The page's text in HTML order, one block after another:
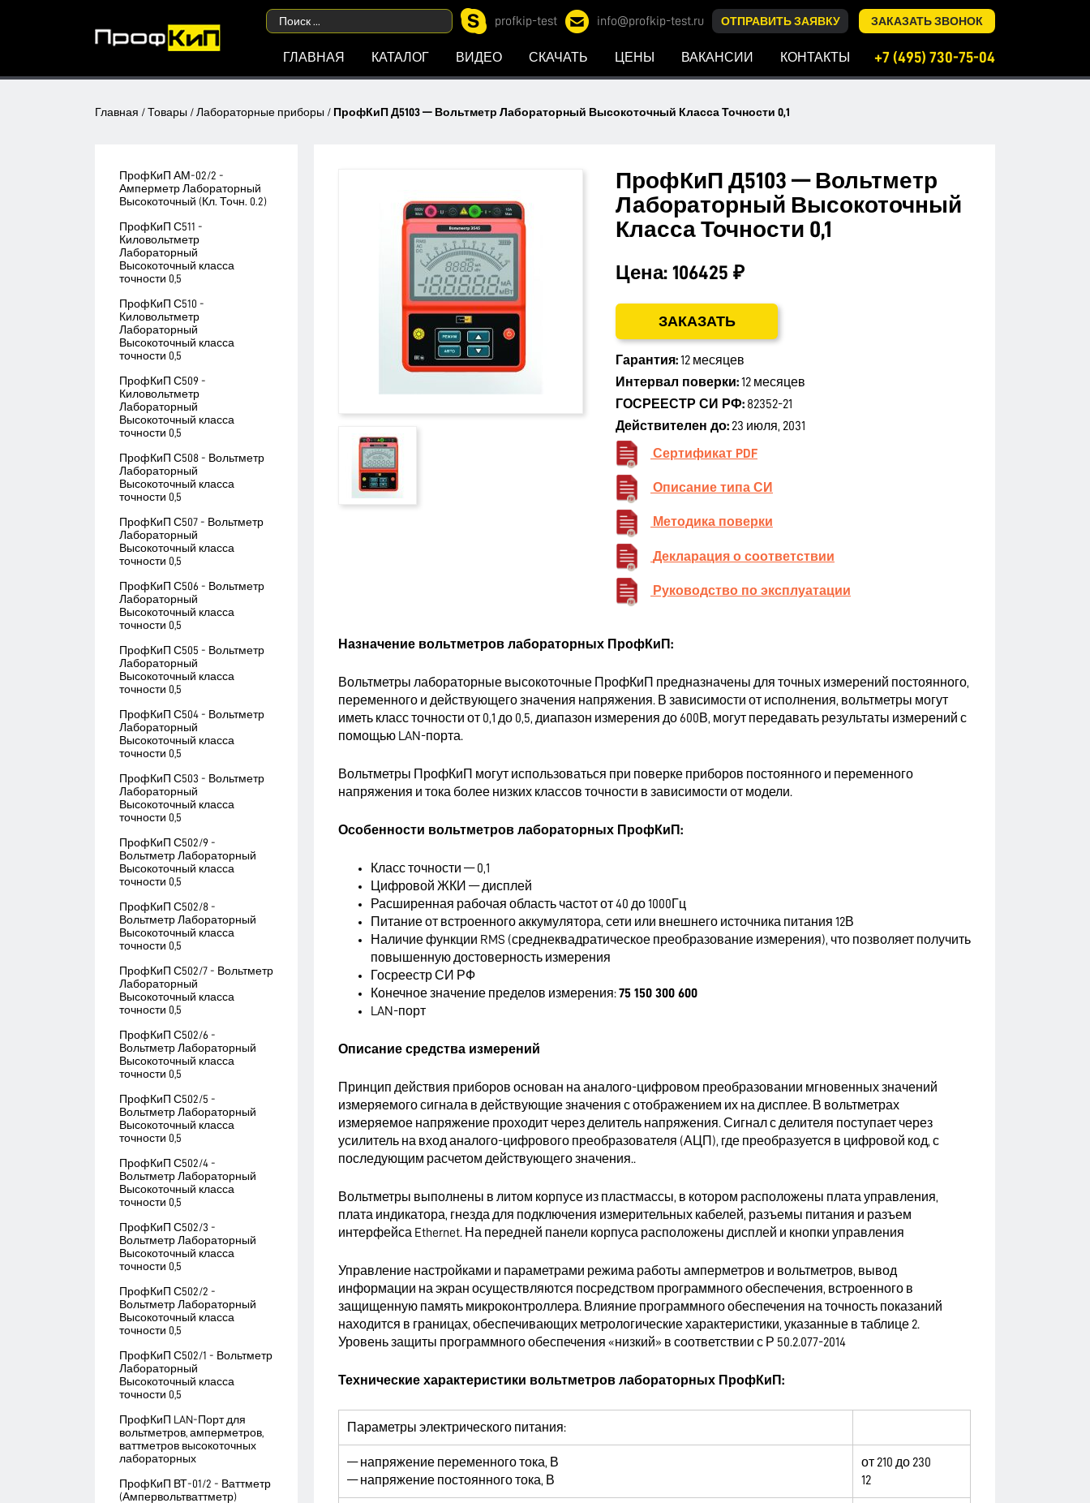
profkip-test info@profkip-test.ru ОТПРАВИТЬ ЗАЯВКУ ЗАКАЗАТЬ ЗВОНОК
ГЛАВНАЯ КАТАЛОГ ВИДЕО СКАЧАТЬ ЦЕНЫ ВАКАНСИИ КОНТАКТЫ +7 (495) 730-75-04
Главная / Товары / Лабораторные приборы / ПрофКиП Д5103 — Вольтметр Лабораторный Высокоточный Класса Точности 0,1
ПрофКиП АМ-02/2 -
Амперметр Лабораторный
Высокоточный (Кл. Точн. 0.2)
ПрофКиП С511 -
Киловольтметр
Лабораторный
Высокоточный класса
точности 0,5
ПрофКиП С510 -
Киловольтметр
Лабораторный
Высокоточный класса
точности 0,5
ПрофКиП С509 -
Киловольтметр
Лабораторный
Высокоточный класса
точности 0,5
ПрофКиП С508 - Вольтметр
Лабораторный
Высокоточный класса
точности 0,5
ПрофКиП С507 - Вольтметр
Лабораторный
Высокоточный класса
точности 0,5
ПрофКиП С506 - Вольтметр
Лабораторный
Высокоточный класса
точности 0,5
ПрофКиП С505 - Вольтметр
Лабораторный
Высокоточный класса
точности 0,5
ПрофКиП С504 - Вольтметр
Лабораторный
Высокоточный класса
точности 0,5
ПрофКиП С503 - Вольтметр
Лабораторный
Высокоточный класса
точности 0,5
ПрофКиП С502/9 -
Вольтметр Лабораторный
Высокоточный класса
точности 0,5
ПрофКиП С502/8 -
Вольтметр Лабораторный
Высокоточный класса
точности 0,5
ПрофКиП С502/7 - Вольтметр
Лабораторный
Высокоточный класса
точности 0,5
ПрофКиП С502/6 -
Вольтметр Лабораторный
Высокоточный класса
точности 0,5
ПрофКиП С502/5 -
Вольтметр Лабораторный
Высокоточный класса
точности 0,5
ПрофКиП С502/4 -
Вольтметр Лабораторный
Высокоточный класса
точности 0,5
ПрофКиП С502/3 -
Вольтметр Лабораторный
Высокоточный класса
точности 0,5
ПрофКиП С502/2 -
Вольтметр Лабораторный
Высокоточный класса
точности 0,5
ПрофКиП С502/1 - Вольтметр
Лабораторный
Высокоточный класса
точности 0,5
ПрофКиП LAN-Порт для
вольтметров, амперметров,
ваттметров высокоточных
лабораторных
ПрофКиП ВТ-01/2 - Ваттметр
(Ампервольтваттметр)
ПрофКиП Д5103 — Вольтметр
Лабораторный Высокоточный
Класса Точности 0,1
Цена: 106425 ₽
ЗАКАЗАТЬ
Гарантия:12 месяцев
Интервал поверки:12 месяцев
ГОСРЕЕСТР СИ РФ: 82352-21
Действителен до: 23 июля, 2031
Сертификат PDF
Описание типа СИ
Методика поверки
Декларация о соответствии
Руководство по эксплуатации
Назначение вольтметров лабораторных ПрофКиП:
Вольтметры лабораторные высокоточные ПрофКиП предназначены для точных измерений постоянного,
переменного и действующего значения напряжения. В зависимости от исполнения, вольтметры могут
иметь класс точности от 0,1 до 0,5, диапазон измерения до 600В, могут передавать результаты измерений с
помощью LAN-порта.
Вольтметры ПрофКиП могут использоваться при поверке приборов постоянного и переменного
напряжения и тока более низких классов точности в зависимости от модели.
Особенности вольтметров лабораторных ПрофКиП:
Класс точности — 0,1
Цифровой ЖКИ — дисплей
Расширенная рабочая область частот от 40 до 1000Гц
Питание от встроенного аккумулятора, сети или внешнего источника питания 12В
Наличие функции RMS (среднеквадратическое преобразование измерения), что позволяет получить
повышенную достоверность измерения
Госреестр СИ РФ
Конечное значение пределов измерения:75 150 300 600
LAN-порт
Описание средства измерений
Принцип действия приборов основан на аналого-цифровом преобразовании мгновенных значений
измеряемого сигнала в действующие значения с отображением их на дисплее. В вольтметрах
измеряемое напряжение проходит через делитель напряжения. Сигнал с делителя поступает через
усилитель на вход аналого-цифрового преобразователя (АЦП), где преобразуется в цифровой код, с
последующим расчетом действующего значения..
Вольтметры выполнены в литом корпусе из пластмассы, в котором расположены плата управления,
плата индикатора, гнезда для подключения измерительных кабелей, разъемы питания и разъем
интерфейса Ethernet. На передней панели корпуса расположены дисплей и кнопки управления
Управление настройками и параметрами режима работы амперметров и вольтметров, вывод
информации на экран осуществляются посредством программного обеспечения, встроенного в
защищенную память микроконтроллера. Влияние программного обеспечения на точность показаний
находится в границах, обеспечивающих метрологические характеристики, указанные в таблице 2.
Уровень защиты программного обеспечения «низкий» в соответствии с Р 50.2.077-2014
Технические характеристики вольтметров лабораторных ПрофКиП:
Параметры электрического питания:
— напряжение переменного тока, В
— напряжение постоянного тока, В
от 210 до 230
12